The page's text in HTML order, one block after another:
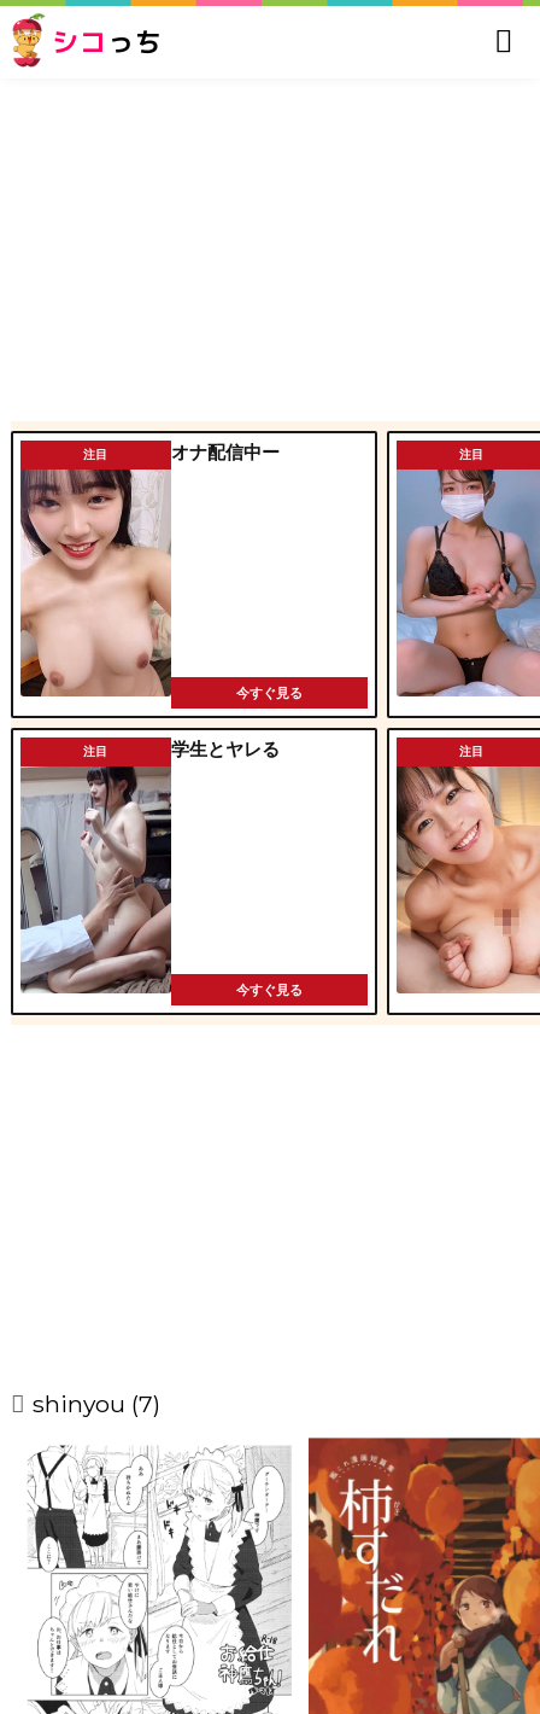
シコ っち
注目 オナ配信中ー
今すぐ見る
注目 学生とヤレる
今すぐ見る
注目
注目
shinyou (7)